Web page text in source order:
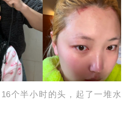
个半小时的头，起了一堆水